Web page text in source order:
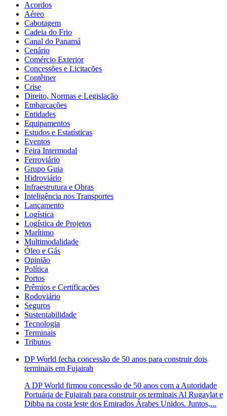
Acordos
Aéreo
Cabotagem
Cadeia do Frio
Canal do Panamá
Cenário
Comércio Exterior
Concessões e Licitações
Contêiner
Crise
Direito, Normas e Legislação
Embarcações
Entidades
Equipamentos
Estudos e Estatísticas
Eventos
Feira Intermodal
Ferroviário
Grupo Guia
Hidroviário
Infraestrutura e Obras
Inteligência nos Transportes
Lançamento
Logística
Logística de Projetos
Marítimo
Multimodalidade
Óleo e Gás
Opinião
Política
Portos
Prêmios e Certificações
Rodoviário
Seguros
Sustentabilidade
Tecnologia
Terminais
Tributos
DP World fecha concessão de 50 anos para construir dois
terminais em Fujairah
A DP World firmou concessão de 50 anos com a Autoridade
Portuária de Fujairah para construir os terminais Al Rugaylat e
Dibba na costa leste dos Emirados Árabes Unidos. Juntos,...